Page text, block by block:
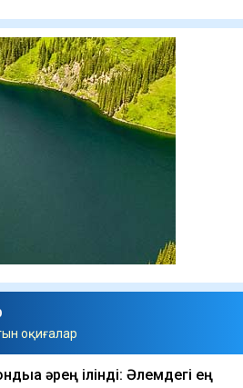
оқиғалар
әрең ілінді: Әлемдегі ең